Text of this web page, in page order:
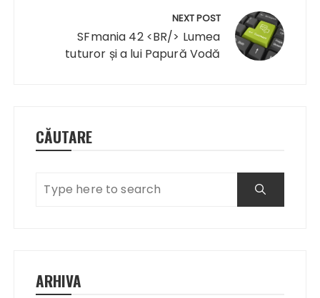
NEXT POST
SFmania 42 <BR/> Lumea
tuturor și a lui Papură Vodă
CĂUTARE
ARHIVA